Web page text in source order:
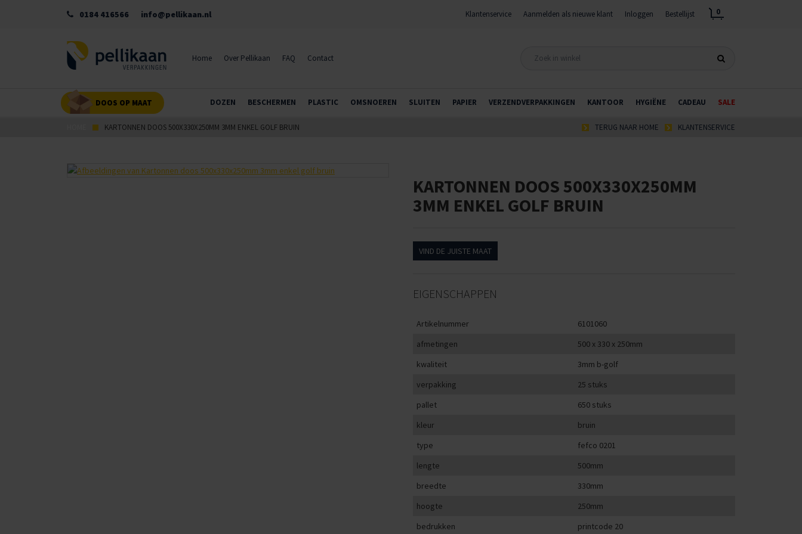
0184 416566 info@pellikaan.nl Klantenservice Aanmelden als nieuwe klant Inloggen Bestellijst 0
Home Over Pellikaan FAQ Contact
DOZEN BESCHERMEN PLASTIC OMSNOEREN SLUITEN PAPIER VERZENDVERPAKKINGEN KANTOOR HYGIËNE CADEAU SALE
DOOS OP MAAT
KARTONNEN DOOS 500X330X250MM 3MM ENKEL GOLF BRUIN KLANTENSERVICE
TERUG NAAR HOME
KARTONNEN DOOS 500X330X250MM
3MM ENKEL GOLF BRUIN
VIND DE JUISTE MAAT
EIGENSCHAPPEN
Artikelnummer
6101060
afmetingen
500 x 330 x 250mm
kwaliteit
3mm b-golf
verpakking
25 stuks
pallet
650 stuks
kleur
bruin
type
fefco 0201
lengte
500mm
breedte
330mm
hoogte
250mm
bedrukken
printcode 20